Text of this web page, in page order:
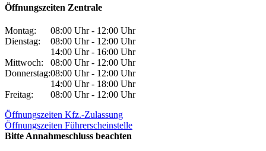
Öffnungszeiten Zentrale
Montag:
08:00 Uhr - 12:00 Uhr
Dienstag:
08:00 Uhr - 12:00 Uhr
14:00 Uhr - 16:00 Uhr
Mittwoch:
08:00 Uhr - 12:00 Uhr
Donnerstag:08:00 Uhr - 12:00 Uhr
14:00 Uhr - 18:00 Uhr
Freitag:
08:00 Uhr - 12:00 Uhr
Öffnungszeiten Kfz.-Zulassung
Öffnungszeiten Führerscheinstelle
Bitte Annahmeschluss beachten